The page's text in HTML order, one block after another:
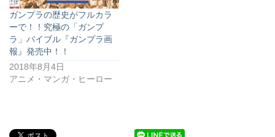
ガンプラの歴史がフルカラ
ーで！！究極の「ガンプ
ラ」バイブル『ガンプラ画
報』発売中！！
2018年8月4日
アニメ・マンガ・ヒーロー